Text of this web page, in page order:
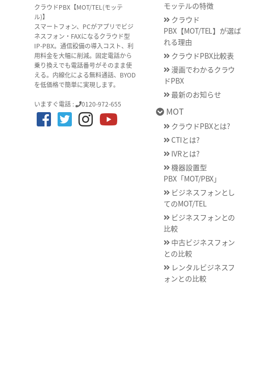
クラウドPBX【MOT/TEL(モッテ
ル)】
スマートフォン、PCがアプリでビジ
ネスフォン・FAXになるクラウド型
IP-PBX。通信設備の導入コスト、利
用料金を大幅に削減。固定電話から
乗り換えでも電話番号がそのまま使
える。内線化による無料通話、BYOD
を低価格で簡単に実現します。
いますぐ電話 : 0120-972-655
モッテルの特徴
クラウド
PBX【MOT/TEL】が選ば
れる理由
クラウドPBX比較表
漫画でわかるクラウ
ドPBX
最新のお知らせ
MOT
クラウドPBXとは?
CTIとは?
IVRとは?
機器設置型
PBX「MOT/PBX」
ビジネスフォンとし
てのMOT/TEL
ビジネスフォンとの
比較
中古ビジネスフォン
との比較
レンタルビジネスフ
ォンとの比較